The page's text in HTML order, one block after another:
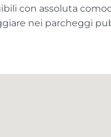
con assoluta
nei parcheggi